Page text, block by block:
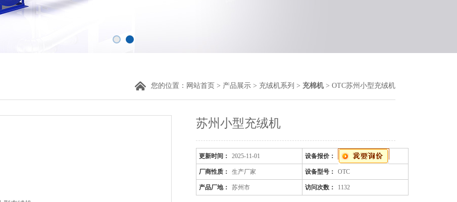
您的位置： 网站首页 > 产品展示 > 充绒机系列 > 充棉机> OTC苏州小型充绒机
苏州小型充绒机
更新时间： 2025-11-01 设备报价：
厂商性质： 生产厂家 设备型号： OTC
产品厂地： 苏州市 访问次数： 1132